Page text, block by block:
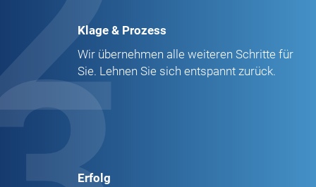
Klage & Prozess
Wir übernehmen alle weiteren Schritte für
Sie. Lehnen Sie sich entspannt zurück.
Erfolg